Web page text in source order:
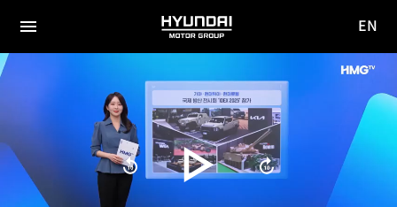
전체
HYUNDAI
MOTOR
사이
EN